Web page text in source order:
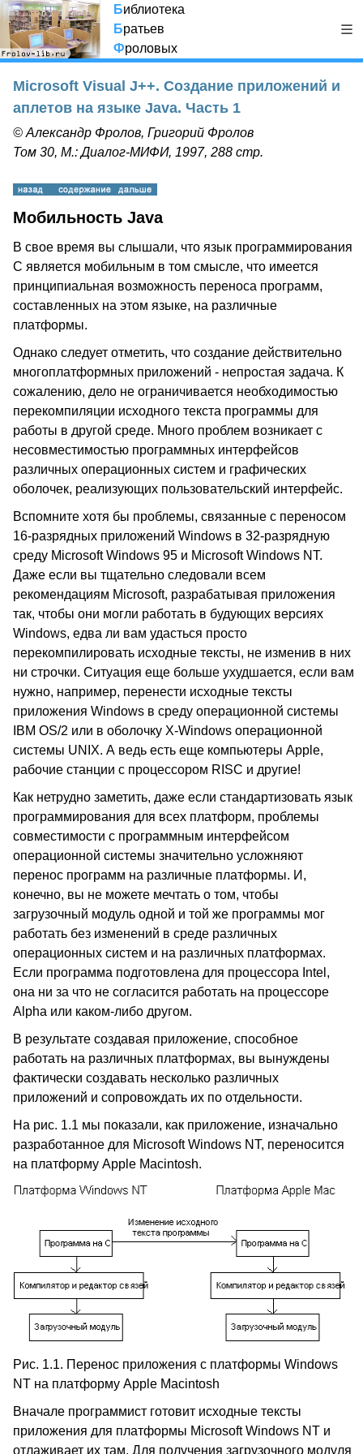
Библиотека
Братьев
Фроловых
Microsoft Visual J++. Создание приложений и
аплетов на языке Java. Часть 1
© Александр Фролов, Григорий Фролов
Том 30, М.: Диалог-МИФИ, 1997, 288 стр.
Мобильность Java
В свое время вы слышали, что язык программирования
С является мобильным в том смысле, что имеется
принципиальная возможность переноса программ,
составленных на этом языке, на различные
платформы.
Однако следует отметить, что создание действительно
многоплатформных приложений - непростая задача. К
сожалению, дело не ограничивается необходимостью
перекомпиляции исходного текста программы для
работы в другой среде. Много проблем возникает с
несовместимостью программных интерфейсов
различных операционных систем и графических
оболочек, реализующих пользовательский интерфейс.
Вспомните хотя бы проблемы, связанные с переносом
16-разрядных приложений Windows в 32-разрядную
среду Microsoft Windows 95 и Microsoft Windows NT.
Даже если вы тщательно следовали всем
рекомендациям Microsoft, разрабатывая приложения
так, чтобы они могли работать в будующих версиях
Windows, едва ли вам удасться просто
перекомпилировать исходные тексты, не изменив в них
ни строчки. Ситуация еще больше ухудшается, если вам
нужно, например, перенести исходные тексты
приложения Windows в среду операционной системы
IBM OS/2 или в оболочку X-Windows операционной
системы UNIX. А ведь есть еще компьютеры Apple,
рабочие станции с процессором RISC и другие!
Как нетрудно заметить, даже если стандартизовать язык
программирования для всех платформ, проблемы
совместимости с программным интерфейсом
операционной системы значительно усложняют
перенос программ на различные платформы. И,
конечно, вы не можете мечтать о том, чтобы
загрузочный модуль одной и той же программы мог
работать без изменений в среде различных
операционных систем и на различных платформах.
Если программа подготовлена для процессора Intel,
она ни за что не согласится работать на процессоре
Alpha или каком-либо другом.
В результате создавая приложение, способное
работать на различных платформах, вы вынуждены
фактически создавать несколько различных
приложений и сопровождать их по отдельности.
На рис. 1.1 мы показали, как приложение, изначально
разработанное для Microsoft Windows NT, переносится
на платформу Apple Macintosh.
Рис. 1.1. Перенос приложения с платформы Windows
NT на платформу Apple Macintosh
Вначале программист готовит исходные тексты
приложения для платформы Microsoft Windows NT и
отлаживает их там. Для получения загрузочного модуля